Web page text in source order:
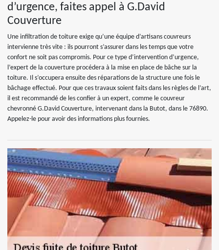
d’urgence, faites appel à G.David
Couverture
Une infiltration de toiture exige qu’une équipe d’artisans couvreurs
intervienne très vite : ils pourront s’assurer dans les temps que votre
confort ne soit pas compromis. Pour ce type d’intervention d’urgence,
l’expert de la couverture procédera à la mise en place de bâche sur la
toiture. Il s’occupera ensuite des réparations de la structure une fois le
bâchage effectué. Pour que ces travaux soient faits dans les règles de l’art,
il est recommandé de les confier à un expert, comme le couvreur
chevronné G.David Couverture, intervenant dans la Butot, dans le 76890.
Appelez-le pour avoir des informations plus fournies.